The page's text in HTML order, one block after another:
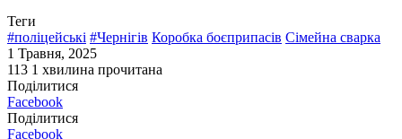
Теги
#поліцейські #Чернігів Коробка боєприпасів Сімейна сварка
1 Травня, 2025
113 1 хвилина прочитана
Поділитися
Facebook
Поділитися
Facebook